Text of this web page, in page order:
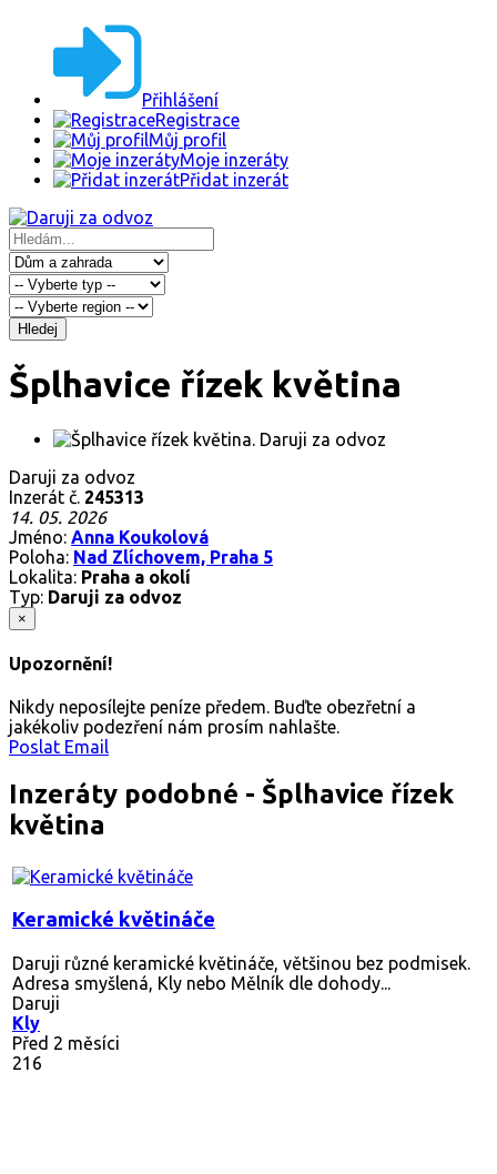
Přihlášení
Registrace
Můj profil
Moje inzeráty
Přidat inzerát
Hledej
Šplhavice řízek květina
Daruji za odvoz
Inzerát č. 245313
14. 05. 2026
Jméno: Anna Koukolová
Poloha: Nad Zlíchovem, Praha 5
Lokalita: Praha a okolí
Typ: Daruji za odvoz
×
Upozornění!
Nikdy neposílejte peníze předem. Buďte obezřetní a
jakékoliv podezření nám prosím nahlašte.
Poslat Email
Inzeráty podobné - Šplhavice řízek
květina
Keramické květináče
Daruji různé keramické květináče, většinou bez podmisek.
Adresa smyšlená, Kly nebo Mělník dle dohody...
Daruji
Kly
Před 2 měsíci
216